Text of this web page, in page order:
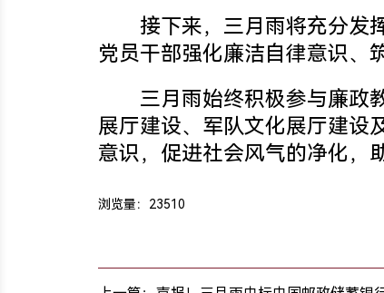
接下来，三月雨将充分发挥
党员干部强化廉洁自律意识、
三月雨始终积极参与廉政
展厅建设、军队文化展厅建设
意识，促进社会风气的净化，
浏览量： 23510